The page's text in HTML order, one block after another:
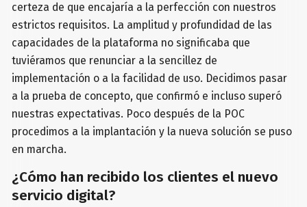
certeza de que encajaría a la perfección con nuestros
estrictos requisitos. La amplitud y profundidad de las
capacidades de la plataforma no significaba que
tuviéramos que renunciar a la sencillez de
implementación o a la facilidad de uso. Decidimos pasar
a la prueba de concepto, que confirmó e incluso superó
nuestras expectativas. Poco después de la POC
procedimos a la implantación y la nueva solución se puso
en marcha.
¿Cómo han recibido los clientes el nuevo
servicio digital?